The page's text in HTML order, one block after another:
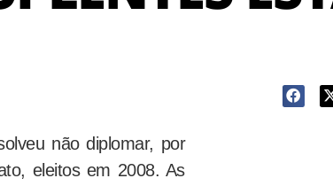
não diplomar, por
eleitos em 2008. As